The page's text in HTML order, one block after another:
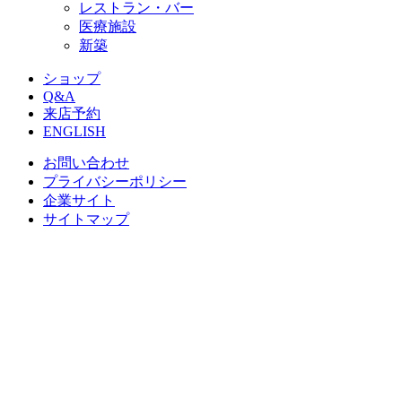
レストラン・バー
医療施設
新築
ショップ
Q&A
来店予約
ENGLISH
お問い合わせ
プライバシーポリシー
企業サイト
サイトマップ